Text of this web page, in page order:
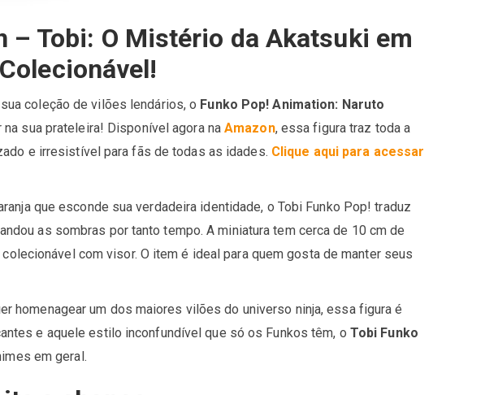
– Tobi: O Mistério da Akatsuki em
coleção de vilões lendários, o Funko Pop! Animation: Naruto
sua prateleira! Disponível agora naAmazon, essa figura traz toda a
e irresistível para fãs de todas as idades. Clique aqui para acessar
que esconde sua verdadeira identidade, o Tobi Funko Pop! traduz
as sombras por tanto tempo. A miniatura tem cerca de 10 cm de
com visor. O item é ideal para quem gosta de manter seus
homenagear um dos maiores vilões do universo ninja, essa figura é
e aquele estilo inconfundível que só os Funkos têm, o Tobi Funko
em geral.